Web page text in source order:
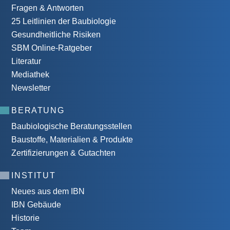
Fragen & Antworten
25 Leitlinien der Baubiologie
Gesundheitliche Risiken
SBM Online-Ratgeber
Literatur
Mediathek
Newsletter
BERATUNG
Baubiologische Beratungsstellen
Baustoffe, Materialien & Produkte
Zertifizierungen & Gutachten
INSTITUT
Neues aus dem IBN
IBN Gebäude
Historie